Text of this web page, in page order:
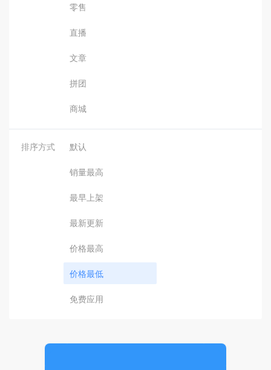
零售
直播
文章
拼团
商城
排序方式 默认
销量最高
最早上架
最新更新
价格最高
价格最低
免费应用